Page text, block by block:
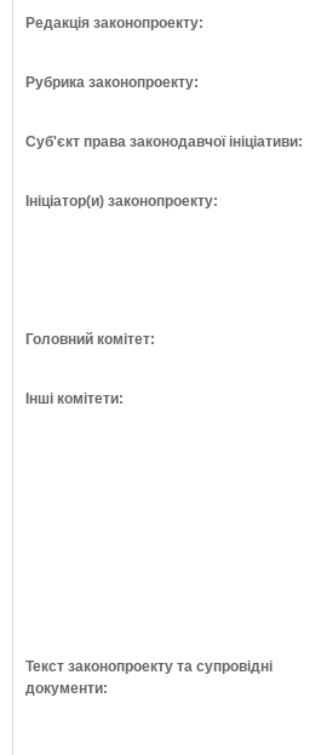
Редакція законопроекту:
Рубрика законопроекту:
Суб'єкт права законодавчої ініціативи:
Ініціатор(и) законопроекту:
Головний комітет:
Інші комітети:
Текст законопроекту та супровідні
документи: